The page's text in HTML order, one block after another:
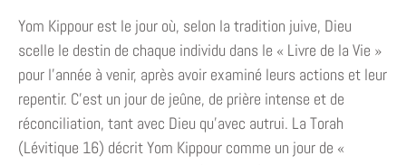
Yom Kippour est le jour où, selon la tradition juive, Dieu
scelle le destin de chaque individu dans le « Livre de la Vie »
pour l’année à venir, après avoir examiné leurs actions et leur
repentir. C’est un jour de jeûne, de prière intense et de
réconciliation, tant avec Dieu qu’avec autrui. La Torah
(Lévitique 16) décrit Yom Kippour comme un jour de «